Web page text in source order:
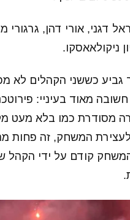
דגני, אורי דהן, גרגורי
ניקולאאסקו.
גביע כששני הקהלים לא
מאוד בעיניי:
מסודרת כמו בלא מעט
המשחק, זה פחות
קודם על ידי הקהל